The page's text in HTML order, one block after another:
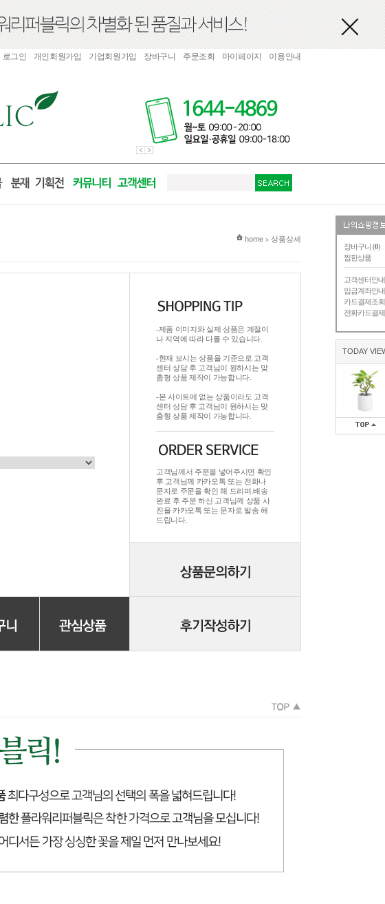
장바구니 (0)
찜한상품
고객센터안내
입금계좌안내
카드결제조회
전화카드결제
TODAY
로그인 개인회원가입 기업회원가입 장바구니 주문조회 마이페이지 이용안내
현재 위치
home > 상품상세
-제품 이미지와 실제 상품은 계절이
나 지역에 따라 다를 수 있습니다.
-현재 보시는 상품을 기준으로 고객
센터 상담 후 고객님이 원하시는 맞
춤형 상품 제작이 가능합니다.
-본 사이트에 없는 상품이라도 고객
센터 상담 후 고객님이 원하시는 맞
춤형 상품 제작이 가능합니다.
고객님께서 주문을 넣어주시면 확인
후 고객님께 카카오톡 또는 전화나
문자로 주문을 확인 해 드리며.배송
완료 후 주문 하신 고객님께 상품 사
진을 카카오톡 또는 문자로 발송 해
드립니다.